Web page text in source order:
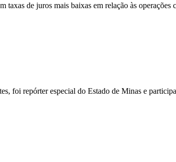
de juros mais baixas em relação às
foi repórter especial do Estado de Minas e